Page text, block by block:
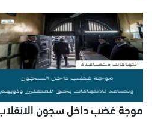
موجة غضب داخل سجون الانقلاب